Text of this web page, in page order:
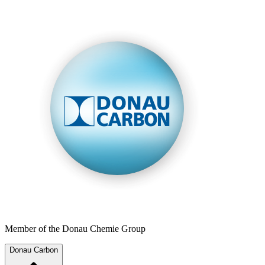
Member of the Donau Chemie Group
Donau Carbon